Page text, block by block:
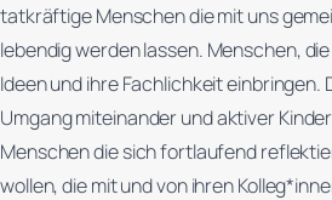
tatkräftige Menschen die mit uns
lebendig werden lassen. Menschen,
Ideen und ihre Fachlichkeit einbringen.
Umgang miteinander und aktiver
Menschen die sich fortlaufend
wollen, die mit und von ihren